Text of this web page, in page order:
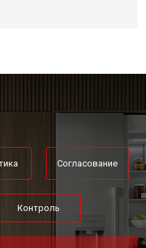
Согласование
Контроль